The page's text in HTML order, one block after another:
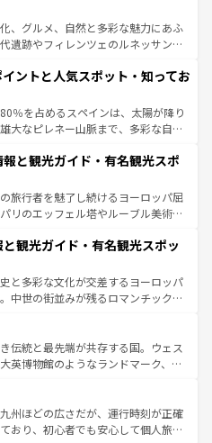
、グルメ、自然と多彩な魅力にあふ
遺跡やフィレンツェのルネッサンス
しい田園風景やアマルフィ海岸の絶
逃せない。観光の合間には、本場の
品のイタリア料理を堪能することも
ら夜眠るまで、すべての瞬間を楽し
情報はコンテンツ一覧を参照してほ
ントと人気スポット・知ってお
％を占めるスペインは、太陽が降り
大なピレネー山脈まで、多彩な自然
は、情熱的なフラメンコ、熱気あふ
しいタパスが生活の一部となってい
洗練された雰囲気や、バルセロナの
ら、地方では古代ローマ遺跡や中世
土や気候が異なるスペインはその個
てほしい。
と観光ガイド・有名観光スポ
旅行者を魅了し続けるヨーロッパ屈
リのエッフェル塔やルーブル美術館
っている。華麗な宮殿、歴史的な大
そして豊かな自然が、訪れる者を心
フランスは美食の国としても知ら
ネスコ無形文化遺産にも登録されて
など、多彩な楽しみ方が可能だ。さ
にも魅力が溢れており、どの街角に
息づいている。パリ以外の個性あふ
観光ガイド・有名観光スポッ
と多彩な文化が交差するヨーロッパ
中世の街並みが残るロマンチック街
こを歩いても飽きることがない。ベ
バイエルン州のアルプスの絶景、そ
イン畑といった風景は必見。ビール
験してほしい。 なお、新着の
ツ一覧を参照してほしい。
伝統と最先端が共存する国。ウェス
英博物館のようなランドマーク、歴
がある。また、優雅なアフタヌーン
はたまらない英国パブ、サッカー観
そできる体験も豊富。イギリスを旅
州ほどの広さだが、運行時刻が正確
おり、初心者でも安心して個人旅行